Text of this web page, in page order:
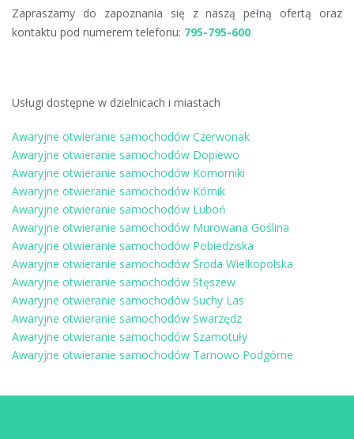
Zapraszamy do zapoznania się z naszą pełną ofertą oraz
kontaktu pod numerem telefonu: 795-795-600
Usługi dostępne w dzielnicach i miastach
Awaryjne otwieranie samochodów Czerwonak
Awaryjne otwieranie samochodów Dopiewo
Awaryjne otwieranie samochodów Komorniki
Awaryjne otwieranie samochodów Kórnik
Awaryjne otwieranie samochodów Luboń
Awaryjne otwieranie samochodów Murowana Goślina
Awaryjne otwieranie samochodów Pobiedziska
Awaryjne otwieranie samochodów Środa Wielkopolska
Awaryjne otwieranie samochodów Stęszew
Awaryjne otwieranie samochodów Suchy Las
Awaryjne otwieranie samochodów Swarzędz
Awaryjne otwieranie samochodów Szamotuły
Awaryjne otwieranie samochodów Tarnowo Podgórne